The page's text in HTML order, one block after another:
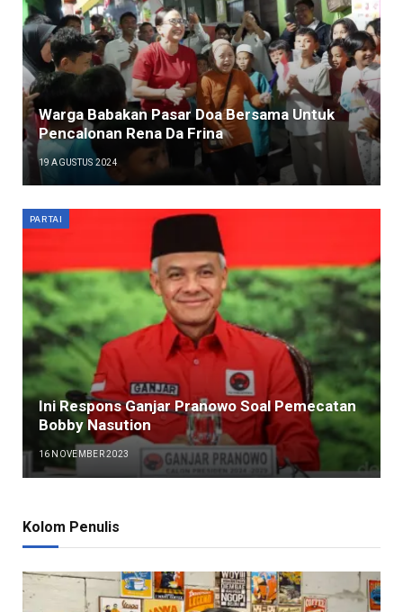
Warga Babakan Pasar Doa Bersama Untuk
Pencalonan Rena Da Frina
19 AGUSTUS 2024
PARTAI
Ini Respons Ganjar Pranowo Soal Pemecatan
Bobby Nasution
16 NOVEMBER 2023
Kolom Penulis